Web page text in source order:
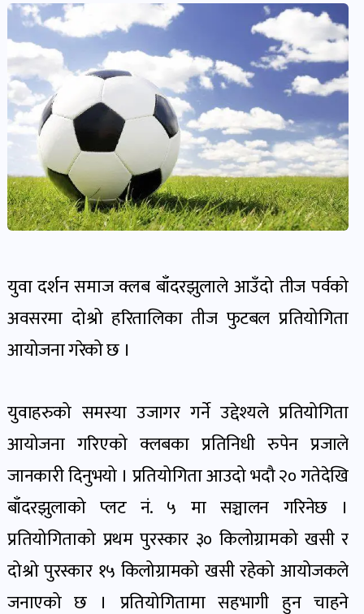
खबर
विकास-
निर्माण
खबर
कृषि
पोष्ट
पर्यटन
शिक्षा
खबर
पोष्ट
बिपद-
जोखिम
पोष्ट
युवा दर्शन समाज क्लब बाँदरझुलाले आउँदो तीज पर्वको
अवसरमा दोश्रो हरितालिका तीज फुटबल प्रतियोगिता
आयोजना गरेको छ ।
युवाहरुको समस्या उजागर गर्ने उद्देश्यले प्रतियोगिता
आयोजना गरिएको क्लबका प्रतिनिधी रुपेन प्रजाले
जानकारी दिनुभयो । प्रतियोगिता आउदो भदौ २० गतेदेखि
बाँदरझुलाको प्लट नं. ५ मा सञ्चालन गरिनेछ ।
प्रतियोगिताको प्रथम पुरस्कार ३० किलोग्रामको खसी र
दोश्रो पुरस्कार १५ किलोग्रामको खसी रहेको आयोजकले
जनाएको छ । प्रतियोगितामा सहभागी हुन चाहने